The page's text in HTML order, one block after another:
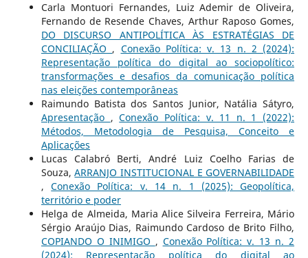
Carla Montuori Fernandes, Luiz Ademir de Oliveira,
Fernando de Resende Chaves, Arthur Raposo Gomes,
DO DISCURSO ANTIPOLÍTICA ÀS ESTRATÉGIAS DE
CONCILIAÇÃO , Conexão Política: v. 13 n. 2 (2024):
Representação política do digital ao sociopolítico:
transformações e desafios da comunicação política
nas eleições contemporâneas
Raimundo Batista dos Santos Junior, Natália Sátyro,
Apresentação ,Conexão Política: v. 11 n. 1 (2022):
Métodos, Metodologia de Pesquisa, Conceito e
Aplicações
Lucas Calabró Berti, André Luiz Coelho Farias de
Souza,ARRANJO INSTITUCIONAL E GOVERNABILIDADE
,Conexão Política: v. 14 n. 1 (2025): Geopolítica,
território e poder
Helga de Almeida, Maria Alice Silveira Ferreira, Mário
Sérgio Araújo Dias, Raimundo Cardoso de Brito Filho,
COPIANDO O INIMIGO , Conexão Política: v. 13 n. 2
(2024): Representação política do digital ao